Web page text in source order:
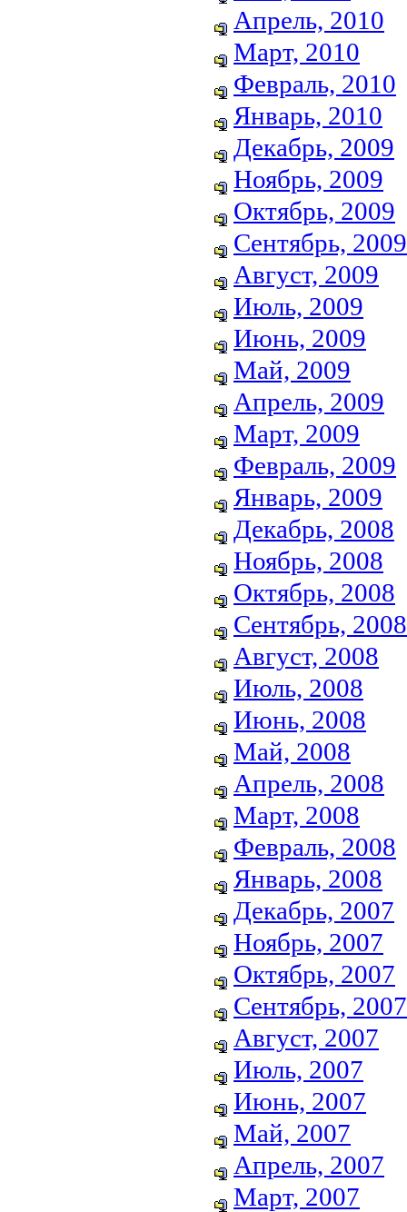
Апрель, 2010
Март, 2010
Февраль, 2010
Январь, 2010
Декабрь, 2009
Ноябрь, 2009
Октябрь, 2009
Сентябрь, 2009
Август, 2009
Июль, 2009
Июнь, 2009
Май, 2009
Апрель, 2009
Март, 2009
Февраль, 2009
Январь, 2009
Декабрь, 2008
Ноябрь, 2008
Октябрь, 2008
Сентябрь, 2008
Август, 2008
Июль, 2008
Июнь, 2008
Май, 2008
Апрель, 2008
Март, 2008
Февраль, 2008
Январь, 2008
Декабрь, 2007
Ноябрь, 2007
Октябрь, 2007
Сентябрь, 2007
Август, 2007
Июль, 2007
Июнь, 2007
Май, 2007
Апрель, 2007
Март, 2007